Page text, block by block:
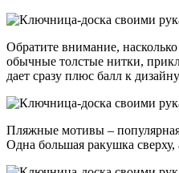
Обратите внимание,
обычные толстые нитки,
дает сразу плюс балл к
Пляжные мотивы –
Одна большая ракушка